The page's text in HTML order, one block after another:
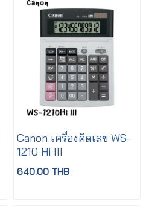
Canon เครื่องคิดเลข WS-
1210 Hi III
640.00 THB